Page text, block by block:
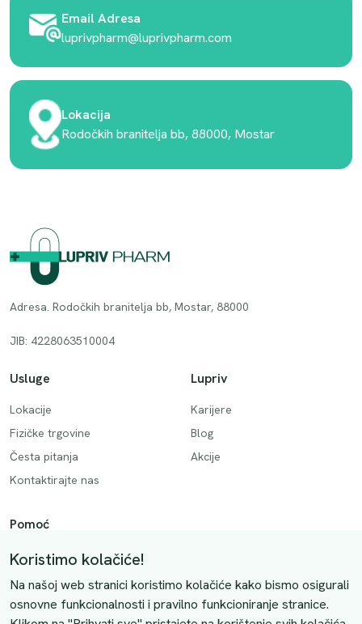
Email Adresa
luprivpharm@luprivpharm.com
Lokacija
Rodočkih branitelja bb, 88000, Mostar
Adresa. Rodočkih branitelja bb, Mostar, 88000
JIB: 4228063510004
Usluge
Lokacije
Fizičke trgovine
Česta pitanja
Kontaktirajte nas
Lupriv
Karijere
Blog
Akcije
Pomoć
Način plaćanja
Dostava
Povrati i otkazivanje
Koristimo kolačiće!
Na našoj web stranici koristimo kolačiće kako bismo osigurali
osnovne funkcionalnosti i pravilno funkcioniranje stranice.